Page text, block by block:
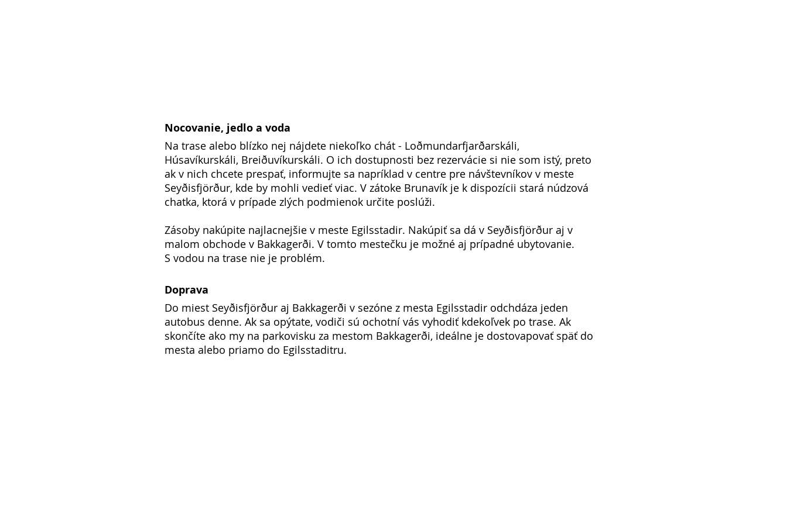
Nocovanie, jedlo a voda
Na trase alebo blízko nej nájdete niekoľko chát - Loðmundarfjarðarskáli,
Húsavíkurskáli, Breiðuvíkurskáli. O ich dostupnosti bez rezervácie si nie som istý, preto
ak v nich chcete prespať, informujte sa napríklad v centre pre návštevníkov v meste
Seyðisfjörður, kde by mohli vedieť viac. V zátoke Brunavík je k dispozícii stará núdzová
chatka, ktorá v prípade zlých podmienok určite poslúži.
Zásoby nakúpite najlacnejšie v meste Egilsstadir. Nakúpiť sa dá v Seyðisfjörður aj v
malom obchode v Bakkagerði. V tomto mestečku je možné aj prípadné ubytovanie.
S vodou na trase nie je problém.
Doprava
Do miest Seyðisfjörður aj Bakkagerði v sezóne z mesta Egilsstadir odchdáza jeden
autobus denne. Ak sa opýtate, vodiči sú ochotní vás vyhodiť kdekoľvek po trase. Ak
skončíte ako my na parkovisku za mestom Bakkagerði, ideálne je dostovapovať späť do
mesta alebo priamo do Egilsstaditru.